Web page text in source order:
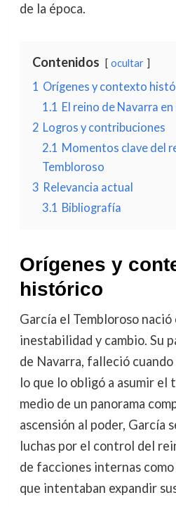
de la época.
Contenidos ocultar
1 Orígenes y contexto
1.1 El reino de Navarra en
2 Logros y contribuciones
2.1 Momentos clave del
Tembloroso
3 Relevancia actual
3.1 Bibliografía
Orígenes y
histórico
García el Tembloroso
inestabilidad y cambio. Su
de Navarra, falleció
lo que lo obligó a asumir el
medio de un panorama
ascensión al poder, García
luchas por el control del
de facciones internas
que intentaban expandir